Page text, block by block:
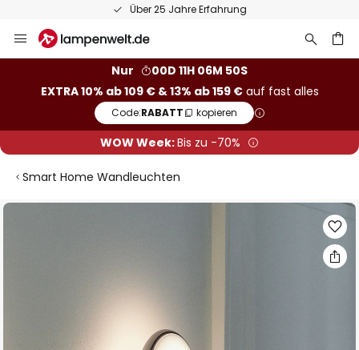
Über 25 Jahre Erfahrung
Inhalt
Nur
00D 11H 06M 49S
EXTRA 10% ab 109 € & 13% ab 159 €auf fast alles
Code:RABATT kopieren
WOW Week:Bis zu -70%
Smart Home Wandleuchten
Zum